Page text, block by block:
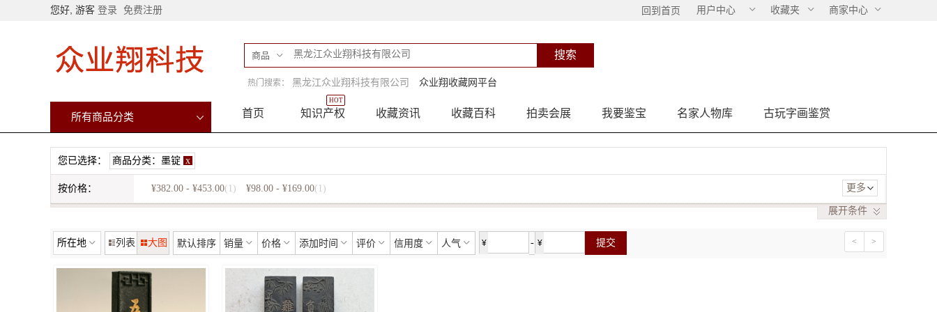
您好, 游客 登录 免费注册 回到首页 用户中心 收藏夹 商家中心
商品
热门搜索： 黑龙江众业翔科技有限公司 众业翔收藏网平台
所有商品分类 首页 知识产权
HOT
收藏资讯 收藏百科 拍卖会展 我要鉴宝 名家人物库 古玩字画鉴赏
您已选择： 商品分类： 墨锭 x
按价格： ¥382.00 - ¥453.00(1) ¥98.00 - ¥169.00(1) 更多
展开条件
所在地 列表 大图 默认排序 销量 价格 添加时间 评价 信用度 人气 ¥ - ¥ 提交 < >